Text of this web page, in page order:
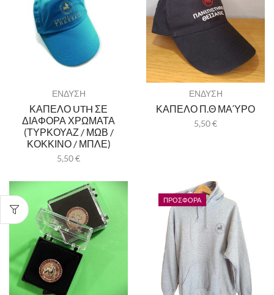
ΕΝΔΥΣΗ
ΚΑΠΕΛΟ UTH ΣΕ
ΔΙΑΦΟΡΑ ΧΡΩΜΑΤΑ
(ΤΥΡΚΟΥΑΖ / ΜΩΒ /
ΚΟΚΚΙΝΟ / ΜΠΛΕ)
5,50€
ΕΝΔΥΣΗ
ΚΑΠΕΛΟ Π.Θ ΜΑΎΡΟ
5,50€
ΠΡΟΣΦΟΡΆ